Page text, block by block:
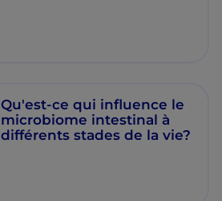
Qu'est-ce qui influence le
microbiome intestinal à
différents stades de la vie?